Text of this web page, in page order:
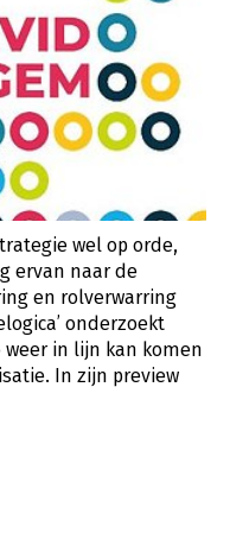
wel op orde,
ervan naar de
en rolverwarring
onderzoekt
in lijn kan komen
In zijn preview